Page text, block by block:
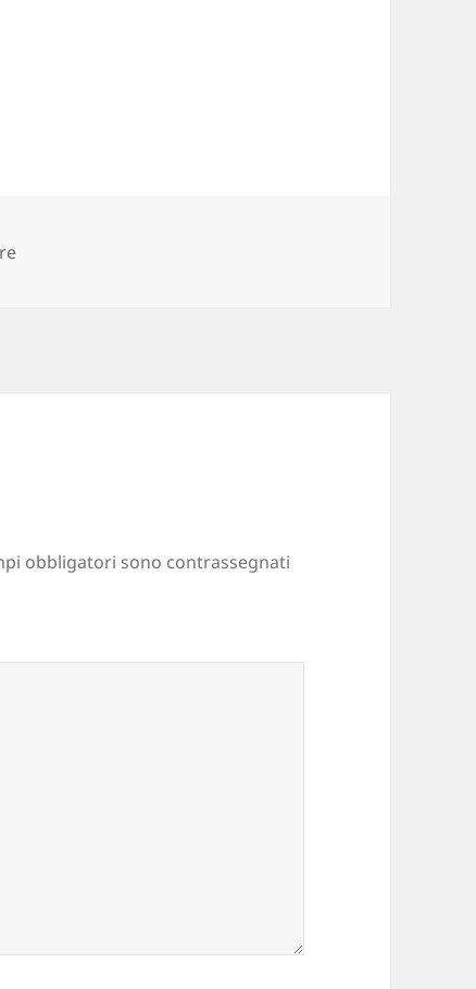
obbligatori sono contrassegnati